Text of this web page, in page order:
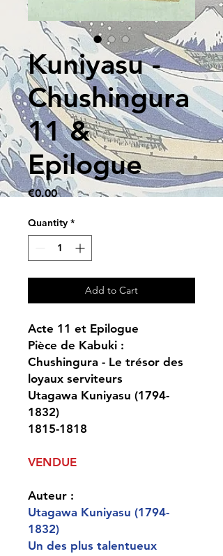
Kuniyasu -
Chushingura
11 &
Epilogue
€0.00Price
Quantity *
Add to Cart
Acte 11 et Epilogue
Pièce de Kabuki :
Chushingura - Le trésor des
loyaux serviteurs
Utagawa Kuniyasu (1794-
1832)
1815-1818
VENDUE
Auteur :
Utagawa Kuniyasu (1794-
1832)
Un des plus talentueux